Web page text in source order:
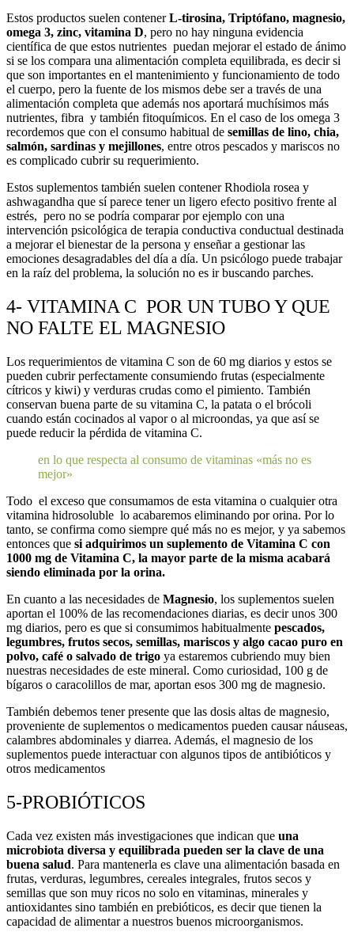
Estos productos suelen contenerL-tirosina, Triptófano, magnesio,
omega 3, zinc, vitamina D, pero no hay ninguna evidencia
científica de que estos nutrientes puedan mejorar el estado de ánimo
si se los compara una alimentación completa equilibrada, es decir si
que son importantes en el mantenimiento y funcionamiento de todo
el cuerpo, pero la fuente de los mismos debe ser a través de una
alimentación completa que además nos aportará muchísimos más
nutrientes, fibra y también fitoquímicos. En el caso de los omega 3
recordemos que con el consumo habitual de semillas de lino, chia,
salmón, sardinas y mejillones, entre otros pescados y mariscos no
es complicado cubrir su requerimiento.
Estos suplementos también suelen contener Rhodiola rosea y
ashwagandha que sí parece tener un ligero efecto positivo frente al
estrés, pero no se podría comparar por ejemplo con una
intervención psicológica de terapia conductiva conductual destinada
a mejorar el bienestar de la persona y enseñar a gestionar las
emociones desagradables del día a día. Un psicólogo puede trabajar
en la raíz del problema, la solución no es ir buscando parches.
4- VITAMINA C POR UN TUBO Y QUE
NO FALTE EL MAGNESIO
Los requerimientos de vitamina C son de 60 mg diarios y estos se
pueden cubrir perfectamente consumiendo frutas (especialmente
cítricos y kiwi) y verduras crudas como el pimiento. También
conservan buena parte de su vitamina C, la patata o el brócoli
cuando están cocinados al vapor o al microondas, ya que así se
puede reducir la pérdida de vitamina C.
en lo que respecta al consumo de vitaminas «más no es
mejor»
Todo el exceso que consumamos de esta vitamina o cualquier otra
vitamina hidrosoluble lo acabaremos eliminando por orina. Por lo
tanto, se confirma como siempre qué más no es mejor, y ya sabemos
entonces que si adquirimos un suplemento de Vitamina C con
1000 mg de Vitamina C, la mayor parte de la misma acabará
siendo eliminada por la orina.
En cuanto a las necesidades de Magnesio, los suplementos suelen
aportan el 100% de las recomendaciones diarias, es decir unos 300
mg diarios, pero es que si consumimos habitualmente pescados,
legumbres, frutos secos, semillas, mariscos y algo cacao puro en
polvo, café o salvado de trigo ya estaremos cubriendo muy bien
nuestras necesidades de este mineral. Como curiosidad, 100 g de
bígaros o caracolillos de mar, aportan esos 300 mg de magnesio.
También debemos tener presente que las dosis altas de magnesio,
proveniente de suplementos o medicamentos pueden causar náuseas,
calambres abdominales y diarrea. Además, el magnesio de los
suplementos puede interactuar con algunos tipos de antibióticos y
otros medicamentos
5-PROBIÓTICOS
Cada vez existen más investigaciones que indican que una
microbiota diversa y equilibrada pueden ser la clave de una
buena salud. Para mantenerla es clave una alimentación basada en
frutas, verduras, legumbres, cereales integrales, frutos secos y
semillas que son muy ricos no solo en vitaminas, minerales y
antioxidantes sino también en prebióticos, es decir que tienen la
capacidad de alimentar a nuestros buenos microorganismos.